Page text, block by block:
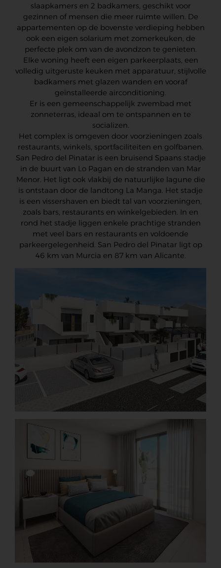
slaapkamers en 2 badkamers, geschikt voor
gezinnen of mensen die meer ruimte willen. De
appartementen op de bovenste verdieping hebben
ook een eigen solarium met zomerkeuken, de
perfecte plek om van de avondzon te genieten.
Elke woning heeft een eigen parkeerplaats, een
volledig uitgeruste keuken met apparatuur, stijlvolle
badkamers met glazen wanden en vooraf
geïnstalleerde airconditioning.
Er is een gemeenschappelijk zwembad met
zonneterras, ideaal om te ontspannen en te
socializen.
Het complex is omgeven door voorzieningen zoals
restaurants, winkels, sportfaciliteiten en golfbanen.
San Pedro del Pinatar is een bruisend Spaans stadje
in de buurt van Lo Pagan en de stranden van Mar
Menor. Het ligt ook vlakbij de natuurlijke lagune die
is ontstaan door de landtong La Manga. Het stadje
is een vissershaven en biedt tal van voorzieningen,
zoals bars, restaurants en winkelgebieden. In en
rond het stadje liggen enkele prachtige stranden
met veel bars en restaurants en voldoende
parkeergelegenheid. San Pedro del Pinatar ligt op
46 km van Murcia en 87 km van Alicante.